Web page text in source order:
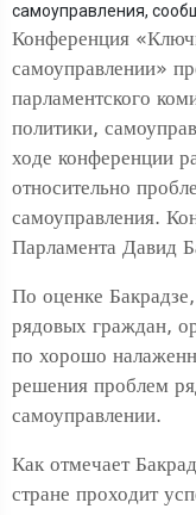
самоуправления,
Конференция
самоуправлении»
парламентского
политики,
ходе конференции
относительно
самоуправления.
Парламента Давид
По оценке
рядовых граждан,
по хорошо
решения проблем
самоуправлении.
Как отмечает
стране проходит